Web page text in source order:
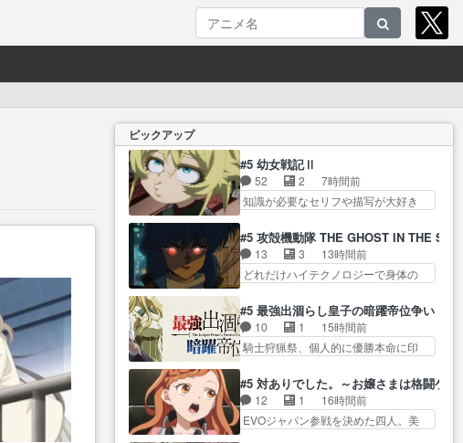
ピックアップ
#5 幼女戦記Ⅱ
52 2
7時間前
知識が必要なセリフや描写が大好き
司になったのは僅かな希… 負け
る戦争が無理ゲー化していくのが面
白い… ゼートゥーワが左遷、し
かもスパイによって… ゼートゥ
て… ターニャのリアクションと
いうかころころ表… もうどうし
ようも無いのわかってるのに見
ぁ中佐殿は死んだ… 各キャラ貧
乏籤を引く見事な負の連鎖ぶり
な… さて、だれが貧乏くじを引
いたのかな玄田さ…
#5 攻殻機動隊 THE GHOST IN THE
13 3
13時間前
どれだけハイテクノロジーで身体の
なるかと思った回想シー… フチ
コマだいぶ理性持ち始めた。この世
界の… 原作読んだのもう何年も
前なのに、覚えてる… コイルの
導… やまとん1号はどこの部分で
使うのだろう？… 日本とロシア
が絡む政治の話かつ色々な用
#5 最強出涸らし皇子の暗躍帝位争い
10 1
15時間前
騎士狩猟祭、個人的に優勝本命に印
のが面倒な時は古代魔法… エル
ナがチートすぎる笑アルは最初から
自分… プラネット・ウィズ展開
アツいな「騎士狩猟… 麦茶どこ
#5 対ありでした。～お嬢さまは格闘ゲ
12 1
16時間前
EVOジャパン参戦を決めた四人。美